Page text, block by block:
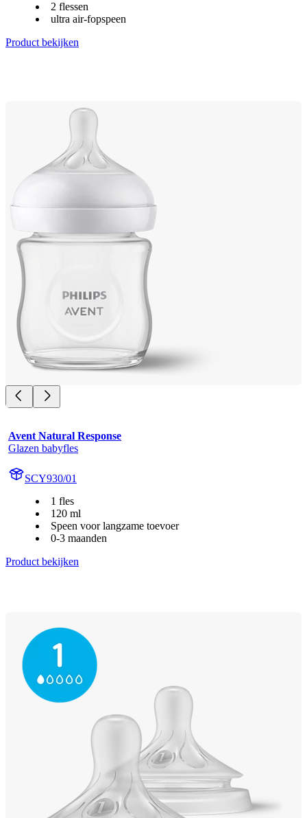
2 flessen
ultra air-fopspeen
Product bekijken
Avent Natural Response
Glazen babyfles
SCY930/01
1 fles
120 ml
Speen voor langzame toevoer
0-3 maanden
Product bekijken